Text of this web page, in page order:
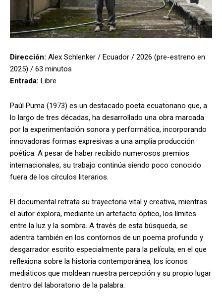
Dirección: Alex Schlenker / Ecuador / 2026 (pre-estreno en
2025) / 63 minutos
Entrada: Libre
Paúl Puma (1973) es un destacado poeta ecuatoriano que, a
lo largo de tres décadas, ha desarrollado una obra marcada
por la experimentación sonora y performática, incorporando
innovadoras formas expresivas a una amplia producción
poética. A pesar de haber recibido numerosos premios
internacionales, su trabajo continúa siendo poco conocido
fuera de los círculos literarios.
El documental retrata su trayectoria vital y creativa, mientras
el autor explora, mediante un artefacto óptico, los límites
entre la luz y la sombra. A través de esta búsqueda, se
adentra también en los contornos de un poema profundo y
desgarrador escrito especialmente para la película, en el que
reflexiona sobre la historia contemporánea, los íconos
mediáticos que moldean nuestra percepción y su propio lugar
dentro del laboratorio de la palabra.